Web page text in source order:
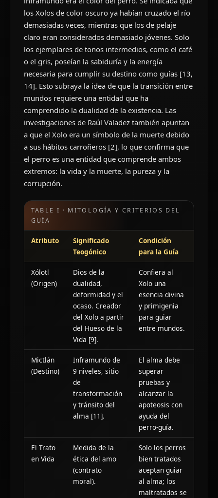
los Xolos de color oscuro ya habían cruzado el río
demasiadas veces, mientras que los de pelaje
claro eran considerados demasiado jóvenes. Solo
los ejemplares de tonos intermedios, como el café
o el gris, poseían la sabiduría y la energía
necesaria para cumplir su destino como guías [13,
14]. Esto subraya la idea de que la transición entre
mundos requiere una entidad que ha
comprendido la dualidad de la existencia. Las
investigaciones de Raúl Valadez también apuntan
a que el Xolo era un símbolo de la muerte debido
a sus hábitos carroñeros [2], lo que confirma que
el perro es una entidad que comprende ambos
extremos: la vida y la muerte, la pureza y la
corrupción.
TABLE I · MITOLOGÍA Y CRITERIOS DEL
GUÍA
Atributo
Significado
Teogónico
Condición
para la Guía
Xólotl
(Origen)
Dios de la
dualidad,
deformidad y el
ocaso. Creador
del Xolo a partir
del Hueso de la
Vida [9].
Confiera al
Xolo una
esencia divina
y primigenia
para guiar
entre mundos.
Mictlán
(Destino)
Inframundo de
9 niveles, sitio
de
transformación
y tránsito del
alma [11].
El alma debe
superar
pruebas y
alcanzar la
apoteosis con
ayuda del
perro-guía.
El Trato
en Vida
Medida de la
ética del amo
(contrato
moral).
Solo los perros
bien tratados
aceptan guiar
al alma; los
maltratados se